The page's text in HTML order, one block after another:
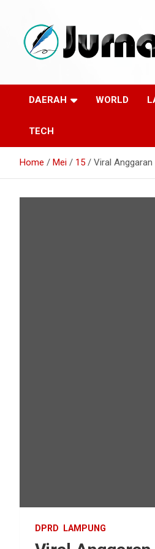
content
DAERAH WORLD
TECH
Home Mei 15 Viral Anggaran
DPRD LAMPUNG